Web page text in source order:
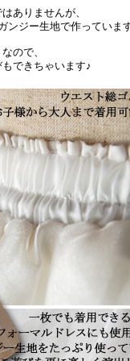
ありませんが、
ンジー生地で作っていま
ので、
できちゃいます♪